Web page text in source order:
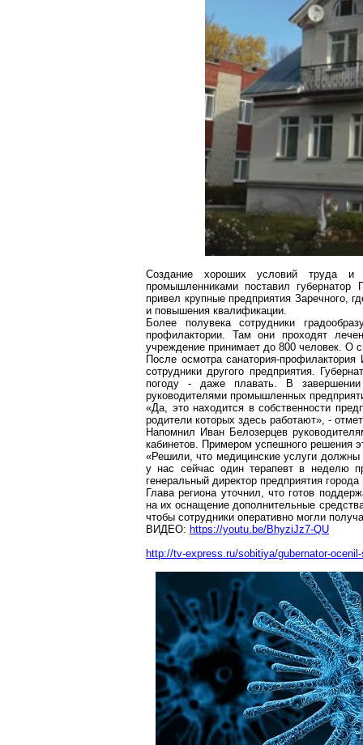
Создание хороших условий труда и
промышленниками поставил губернатор
привел крупные предприятия Заречного,
и повышения квалификации.
Более полувека сотрудники
профилактории. Там они проходят
учреждение принимает до 800 человек. О
После осмотра санатория-
сотрудники другого предприятия.
погоду - даже плавать. В
руководителями промышленных
«Да, это находится в собственности
родители которых здесь работают», -
Напомнил Иван Белозерцев
кабинетов. Примером успешного решения
«Решили, что медицинские услуги
у нас сейчас один терапевт в неделю
генеральный директор предприятия
Глава региона уточнил, что готов
на их оснащение дополнительные
чтобы сотрудники оперативно могли
ВИДЕО: https://youtu.be/BhyziJz7-QU
http://tv-express.ru/sobitiya/gubernator-